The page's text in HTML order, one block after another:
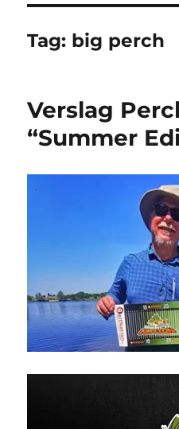
Tag: big perch
Verslag
“Summer